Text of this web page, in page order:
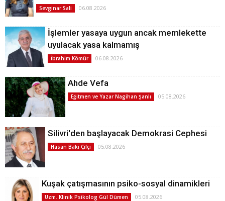
Sevginar Sali 06.08.2026
İşlemler yasaya uygun ancak memlekette
uyulacak yasa kalmamış
İbrahim Kömür 06.08.2026
Ahde Vefa
Eğitmen ve Yazar Nagihan Şanlı 05.08.2026
Silivri'den başlayacak Demokrasi Cephesi
Hasan Baki Çifçi 05.08.2026
Kuşak çatışmasının psiko-sosyal dinamikleri
Uzm. Klinik Psikolog Gül Dümen 05.08.2026